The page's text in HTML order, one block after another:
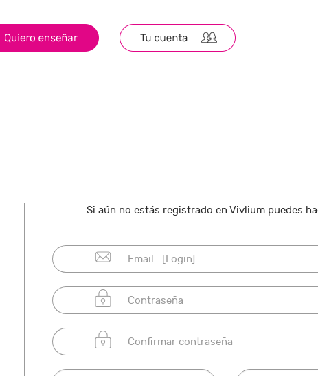
Si aún no estás registrado en Vivlium puedes